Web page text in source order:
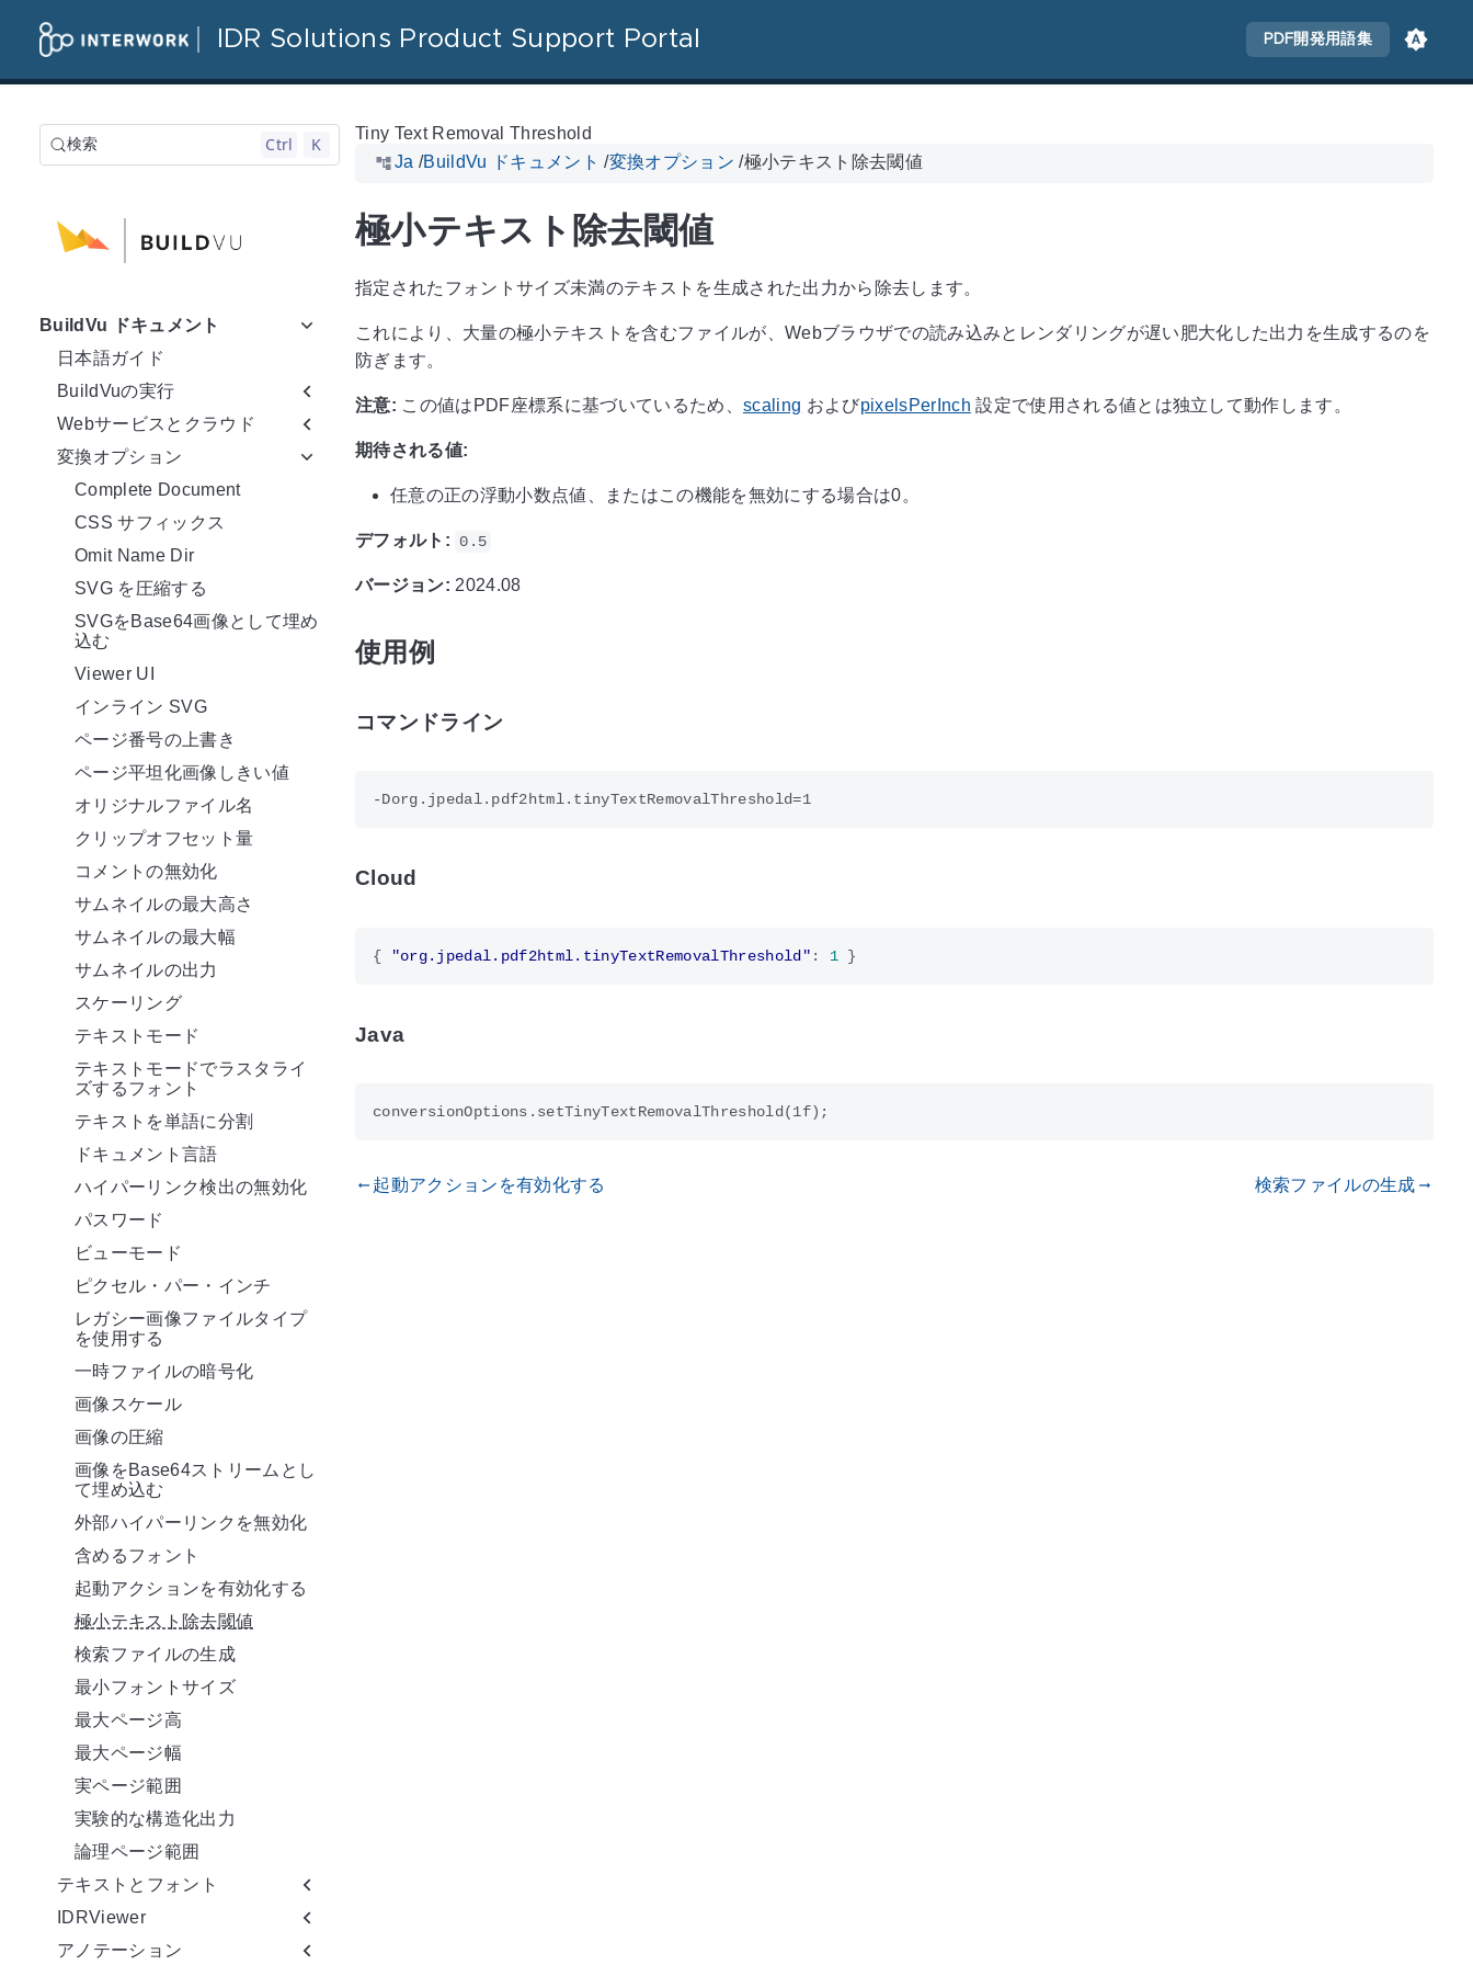
IDR Solutions Product Support Portal PDF開発用語集
検索 Ctrl K
BuildVu ドキュメント
日本語ガイド
BuildVuの実行
Webサービスとクラウド
変換オプション
Complete Document
CSS サフィックス
Omit Name Dir
SVG を圧縮する
SVGをBase64画像として埋め
込む
Viewer UI
インライン SVG
ページ番号の上書き
ページ平坦化画像しきい値
オリジナルファイル名
クリップオフセット量
コメントの無効化
サムネイルの最大高さ
サムネイルの最大幅
サムネイルの出力
スケーリング
テキストモード
テキストモードでラスタライ
ズするフォント
テキストを単語に分割
ドキュメント言語
ハイパーリンク検出の無効化
パスワード
ビューモード
ピクセル・パー・インチ
レガシー画像ファイルタイプ
を使用する
一時ファイルの暗号化
画像スケール
画像の圧縮
画像をBase64ストリームとし
て埋め込む
外部ハイパーリンクを無効化
含めるフォント
起動アクションを有効化する
極小テキスト除去閾値
検索ファイルの生成
最小フォントサイズ
最大ページ高
最大ページ幅
実ページ範囲
実験的な構造化出力
論理ページ範囲
テキストとフォント
IDRViewer
アノテーション
Tiny Text Removal Threshold
Ja /BuildVu ドキュメント /変換オプション /極小テキスト除去閾値
極小テキスト除去閾値
指定されたフォントサイズ未満のテキストを生成された出力から除去します。
これにより、大量の極小テキストを含むファイルが、Webブラウザでの読み込みとレンダリングが遅い肥大化した出力を生成するのを
防ぎます。
注意: この値はPDF座標系に基づいているため、 scaling およびpixelsPerInch 設定で使用される値とは独立して動作します。
期待される値:
任意の正の浮動小数点値、またはこの機能を無効にする場合は0。
デフォルト: 0.5
バージョン: 2024.08
使用例
コマンドライン
-Dorg.jpedal.pdf2html.tinyTextRemovalThreshold=1
Cloud
{ "org.jpedal.pdf2html.tinyTextRemovalThreshold" : 1 }
Java
gdoc_arrow_left_alt 起動アクションを有効化する 検索ファイルの生成 gdoc_arrow_right_alt